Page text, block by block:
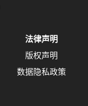
法律声明
版权声明
数据隐私政策